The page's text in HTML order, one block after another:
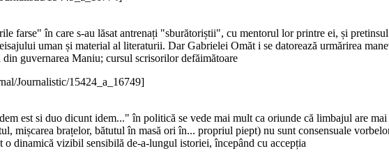
farse" în care s-au lăsat antrenați "sburătoriștii", cu mentorul lor printre ei, și
uman și material al literaturii. Dar Gabrielei Omăt i se datorează urmărirea
guvernarea Maniu; cursul scrisorilor defăimătoare
Journalistic/15424_a_16749]
est si duo dicunt idem..." în politică se vede mai mult ca oriunde că limbajul are
mișcarea brațelor, bătutul în masă ori în... propriul piept) nu sunt consensuale
dinamică vizibil sensibilă de-a-lungul istoriei, începând cu accepția